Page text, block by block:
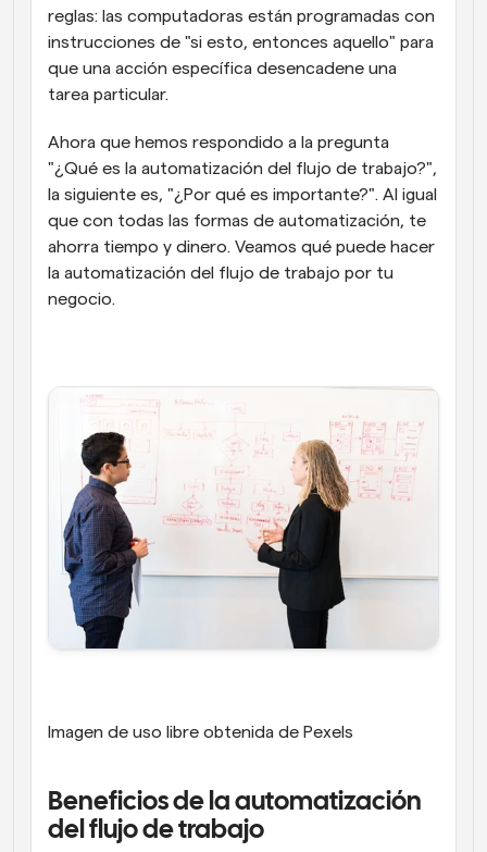
reglas: las computadoras están programadas con
instrucciones de "si esto, entonces aquello" para
que una acción específica desencadene una
tarea particular.
Ahora que hemos respondido a la pregunta
"¿Qué es la automatización del flujo de trabajo?",
la siguiente es, "¿Por qué es importante?". Al igual
que con todas las formas de automatización, te
ahorra tiempo y dinero. Veamos qué puede hacer
la automatización del flujo de trabajo por tu
negocio.
Imagen de uso libre obtenida de Pexels
Beneficios de la automatización
del flujo de trabajo